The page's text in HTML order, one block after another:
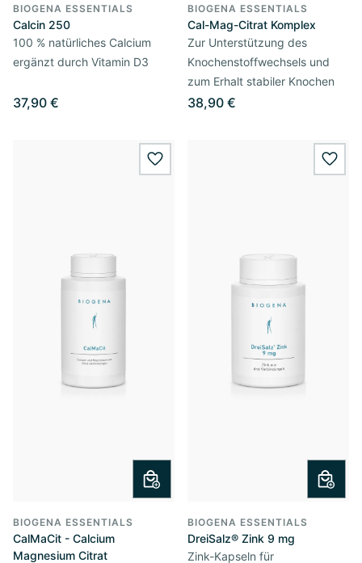
BIOGENA ESSENTIALS
Calcin 250
100 % natürliches Calcium
ergänzt durch Vitamin D3
37,90 €
BIOGENA ESSENTIALS
Cal-Mag-Citrat Komplex
Zur Unterstützung des
Knochenstoffwechsels und
zum Erhalt stabiler Knochen
38,90 €
wishlist.add
BIOGENA ESSENTIALS
CalMaCit - Calcium
Magnesium Citrat
BIOGENA ESSENTIALS
DreiSalz® Zink 9 mg
Zink-Kapseln für